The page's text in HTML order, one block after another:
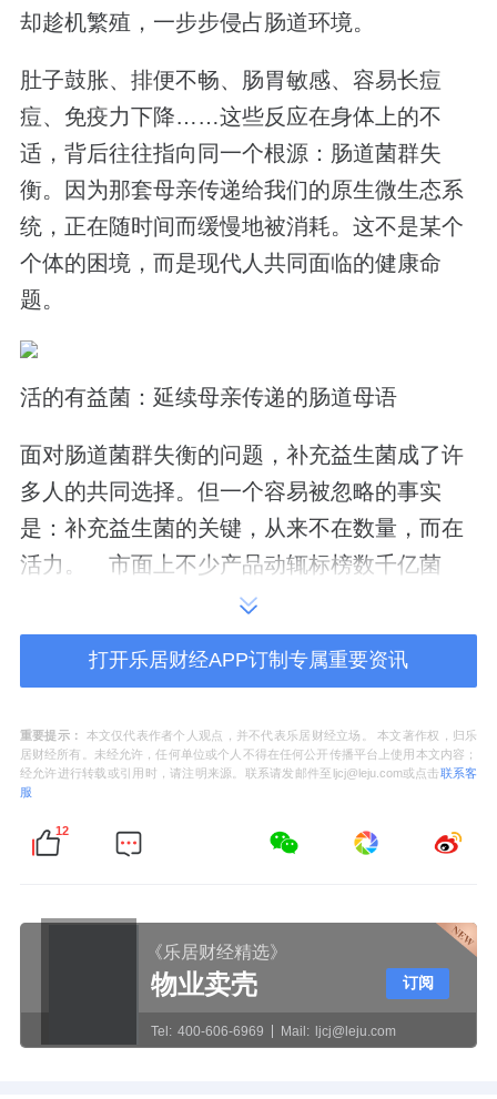
却趁机繁殖，一步步侵占肠道环境。
肚子鼓胀、排便不畅、肠胃敏感、容易长痘
痘、免疫力下降……这些反应在身体上的不
适，背后往往指向同一个根源：肠道菌群失
衡。因为那套母亲传递给我们的原生微生态系
统，正在随时间而缓慢地被消耗。这不是某个
个体的困境，而是现代人共同面临的健康命
题。
活的有益菌：延续母亲传递的肠道母语
面对肠道菌群失衡的问题，补充益生菌成了许
多人的共同选择。但一个容易被忽略的事实
是：补充益生菌的关键，从来不在数量，而在
活力。 市面上不少产品动辄标榜数千亿菌
数，实际却是休眠菌——冲泡遇水易失活，难
以在肠道真正定植。吃进去了，未必留得住；
留住了，未必活得下来。
这正是ＧＵＴＸ益次方从源头思考的问题。为
了保持益生菌的活力，ＧＵＴＸ益次方双舱鲜
活益生菌，以全球首创＊的粉液黄金配比技
术，将菌粉与激活液分舱保存。粉舱搭载一支
多余氧气，为有益菌创造生存环境；粘附占位
菌抢占定植空间；修护主力菌密集修护受损肠
道屏障。液舱则以ＡＩ精筛匹配益生元与激活
因子，为菌团备好充足的“行军粮”与“冲锋号”。
打开乐居财经APP订制专属重要资讯
重要提示：
本文仅代表作者个人观点，并不代表乐居财经立场。 本文著作权，归乐
居财经所有。未经允许，任何单位或个人不得在任何公开传播平台上使用本文内容；
经允许进行转载或引用时，请注明来源。联系请发邮件至ljcj@leju.com或点击联系客
服
12
《乐居财经精选》
物业卖壳
Tel: 400-606-6969 Mail: ljcj@leju.com
订阅